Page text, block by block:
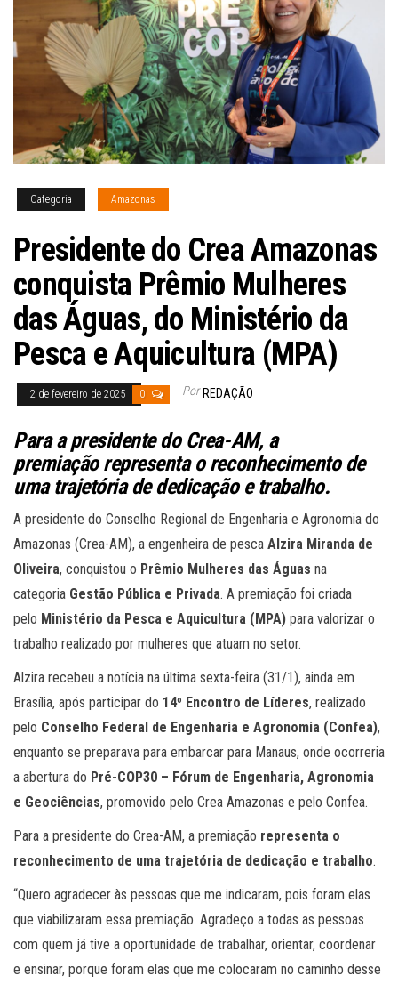
Categoria Amazonas
Presidente do Crea Amazonas
conquista Prêmio Mulheres
das Águas, do Ministério da
Pesca e Aquicultura (MPA)
2 de fevereiro de 2025 0 Por REDAÇÃO
Para a presidente do Crea-AM, a
premiaçãorepresenta o reconhecimento de
uma trajetória de dedicação e trabalho.
A presidente do Conselho Regional de Engenharia e Agronomia do
Amazonas (Crea-AM), a engenheira de pesca Alzira Miranda de
Oliveira, conquistou o Prêmio Mulheres das Águas na
categoria Gestão Pública e Privada. A premiação foi criada
pelo Ministério da Pesca e Aquicultura (MPA) para valorizar o
trabalho realizado por mulheres que atuam no setor.
Alzira recebeu a notícia na última sexta-feira (31/1), ainda em
Brasília, após participar do 14º Encontro de Líderes, realizado
pelo Conselho Federal de Engenharia e Agronomia (Confea),
enquanto se preparava para embarcar para Manaus, onde ocorreria
a abertura do Pré-COP30 – Fórum de Engenharia, Agronomia
e Geociências, promovido pelo Crea Amazonas e pelo Confea.
Para a presidente do Crea-AM, a premiação representa o
reconhecimento de uma trajetória de dedicação e trabalho.
“Quero agradecer às pessoas que me indicaram, pois foram elas
que viabilizaram essa premiação. Agradeço a todas as pessoas
com quem já tive a oportunidade de trabalhar, orientar, coordenar
e ensinar, porque foram elas que me colocaram no caminho desse